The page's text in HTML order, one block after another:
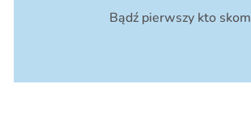
Bądź pierwszy kto
Anuluj